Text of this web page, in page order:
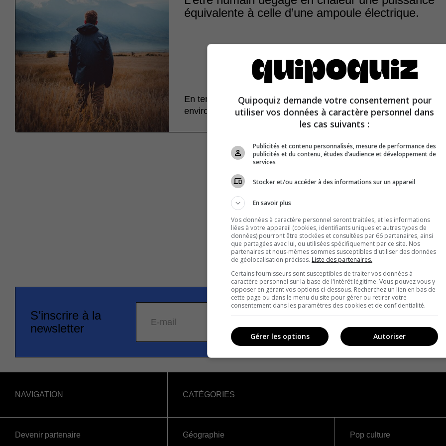
équivalente à celle d’une ampoule électrique.
En termes de chaleur, l’humain dégage une puissance de 80 à
environ, ce qui équivaut à la puissance moyenne d’une ampoule
S’inscrire à la
newsletter
E-mail
NAVIGATION
Devenir partenaire
CATÉGORIES
Géographie
Pop culture
Quipoquiz demande votre consentement pour
utiliser vos données à caractère personnel dans
les cas suivants :
Publicités et contenu personnalisés, mesure de performance des
publicités et du contenu, études d’audience et développement de
services
Stocker et/ou accéder à des informations sur un appareil
En savoir plus
Vos données à caractère personnel seront traitées, et les informations
liées à votre appareil (cookies, identifiants uniques et autres types de
données) pourront être stockées et consultées par 66 partenaires, ainsi
que partagées avec lui, ou utilisées spécifiquement par ce site. Nos
partenaires et nous-mêmes sommes susceptibles d'utiliser des données
de géolocalisation précises. Liste des partenaires.
Certains fournisseurs sont susceptibles de traiter vos données à
caractère personnel sur la base de l'intérêt légitime. Vous pouvez vous y
opposer en gérant vos options ci-dessous. Recherchez un lien en bas de
cette page ou dans le menu du site pour gérer ou retirer votre
consentement dans les paramètres des cookies et de confidentialité.
Autoriser
Gérer les options